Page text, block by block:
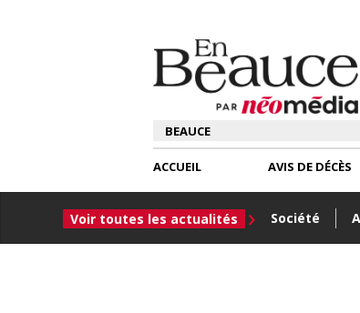
ACCUEIL
Voir toutes les actualités Société
AVIS DE DÉCÈS